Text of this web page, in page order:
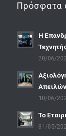
Πρόσφατα
Η
20/06/
Απειλών
10/06/
Το
31/05/